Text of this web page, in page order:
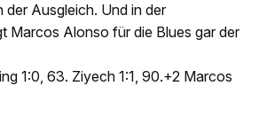
der Ausgleich. Und in der
Marcos Alonso für die Blues gar der
1:0, 63. Ziyech 1:1, 90.+2 Marcos